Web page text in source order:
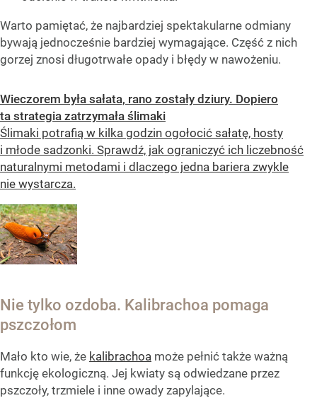
Warto pamiętać, że najbardziej spektakularne odmiany
bywają jednocześnie bardziej wymagające. Część z nich
gorzej znosi długotrwałe opady i błędy w nawożeniu.
Wieczorem była sałata, rano zostały dziury. Dopiero
ta strategia zatrzymała ślimaki
Ślimaki potrafią w kilka godzin ogołocić sałatę, hosty
i młode sadzonki. Sprawdź, jak ograniczyć ich liczebność
naturalnymi metodami i dlaczego jedna bariera zwykle
nie wystarcza.
Nie tylko ozdoba. Kalibrachoa pomaga
pszczołom
Mało kto wie, że kalibrachoa może pełnić także ważną
funkcję ekologiczną. Jej kwiaty są odwiedzane przez
pszczoły, trzmiele i inne owady zapylające.